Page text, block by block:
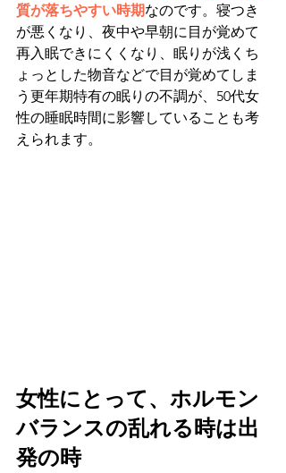
質が落ちやすい時期なのです。寝つき
が悪くなり、夜中や早朝に目が覚めて
再入眠できにくくなり、眠りが浅くち
ょっとした物音などで目が覚めてしま
う更年期特有の眠りの不調が、50代女
性の睡眠時間に影響していることも考
えられます。
女性にとって、ホルモン
バランスの乱れる時は出
発の時